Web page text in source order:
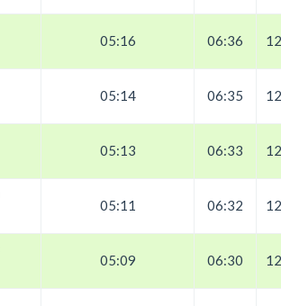
05:16 06:36
05:14 06:35
05:13 06:33
05:11 06:32
05:09 06:30